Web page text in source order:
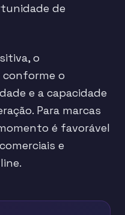
de
o
conforme o
e a capacidade
Para marcas
é favorável
e